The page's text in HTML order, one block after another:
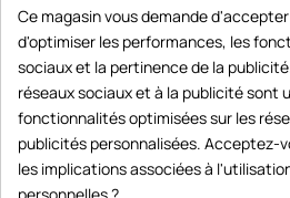
Téléphone : 05 63 40 79 00
Adresse : 10 Rue Joseph Rigal, 81600
Contact :
Saveurs du Tarn
Grappes & Bulles
Ce magasin vous demande
d'optimiser les performances, les
sociaux et la pertinence de la
réseaux sociaux et à la publicité sont
fonctionnalités optimisées sur les
publicités personnalisées. Acceptez-
les implications associées à